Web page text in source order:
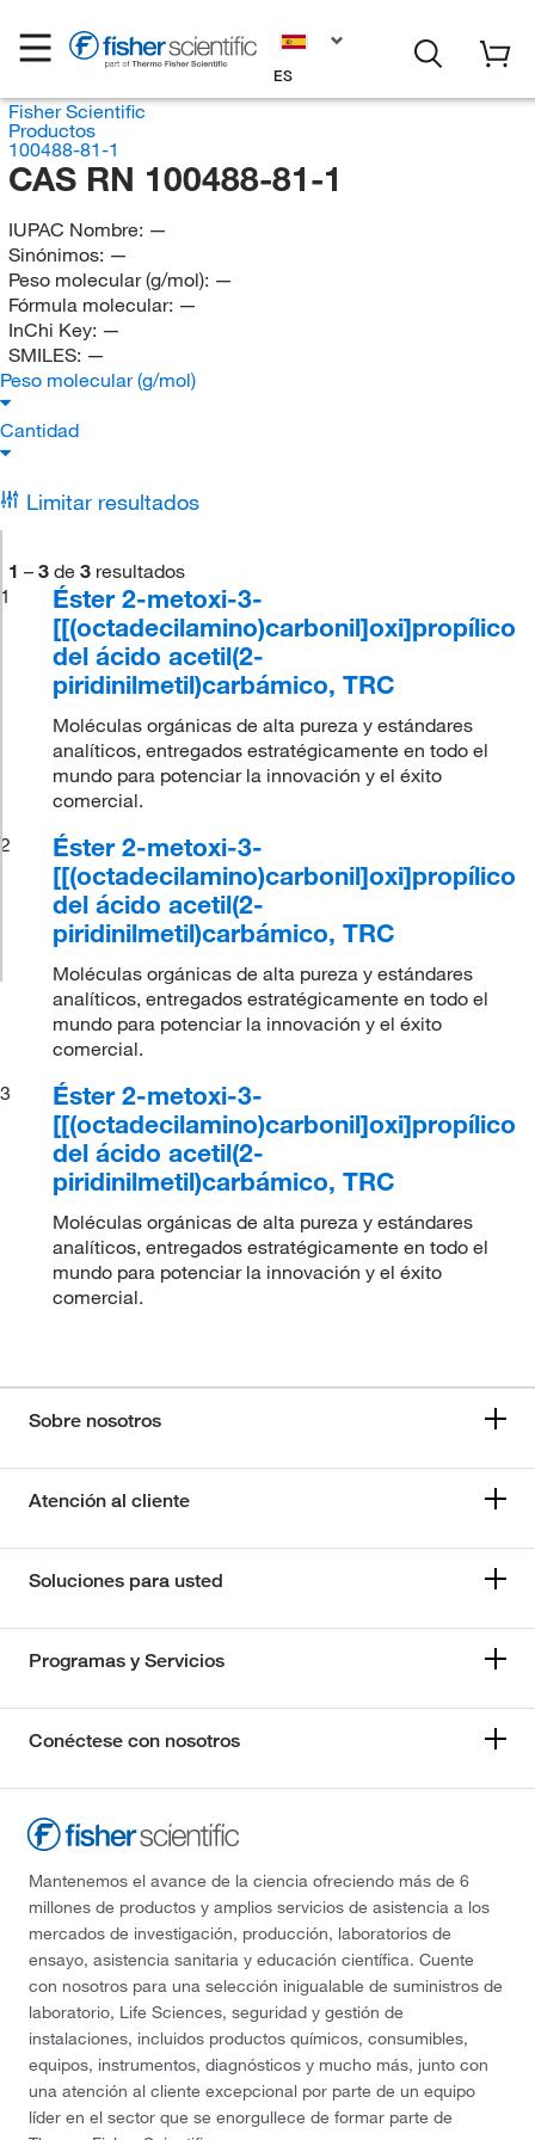
ES
Fisher Scientific
Productos
100488-81-1
CAS RN 100488-81-1
IUPAC Nombre: —
Sinónimos: —
Peso molecular (g/mol): —
Fórmula molecular: —
InChi Key: —
SMILES: —
Peso molecular (g/mol)
Cantidad
Limitar resultados
1 – 3 de 3 resultados
1
Éster 2-metoxi-3-
[[(octadecilamino)carbonil]oxi]propílico
del ácido acetil(2-
piridinilmetil)carbámico, TRC
Moléculas orgánicas de alta pureza y estándares
analíticos, entregados estratégicamente en todo el
mundo para potenciar la innovación y el éxito
comercial.
2
Éster 2-metoxi-3-
[[(octadecilamino)carbonil]oxi]propílico
del ácido acetil(2-
piridinilmetil)carbámico, TRC
Moléculas orgánicas de alta pureza y estándares
analíticos, entregados estratégicamente en todo el
mundo para potenciar la innovación y el éxito
comercial.
3
Éster 2-metoxi-3-
[[(octadecilamino)carbonil]oxi]propílico
del ácido acetil(2-
piridinilmetil)carbámico, TRC
Moléculas orgánicas de alta pureza y estándares
analíticos, entregados estratégicamente en todo el
mundo para potenciar la innovación y el éxito
comercial.
Sobre nosotros
Atención al cliente
Soluciones para usted
Programas y Servicios
Conéctese con nosotros
Mantenemos el avance de la ciencia ofreciendo más de 6
millones de productos y amplios servicios de asistencia a los
mercados de investigación, producción, laboratorios de
ensayo, asistencia sanitaria y educación científica. Cuente
con nosotros para una selección inigualable de suministros de
laboratorio, Life Sciences, seguridad y gestión de
instalaciones, incluidos productos químicos, consumibles,
equipos, instrumentos, diagnósticos y mucho más, junto con
una atención al cliente excepcional por parte de un equipo
líder en el sector que se enorgullece de formar parte de